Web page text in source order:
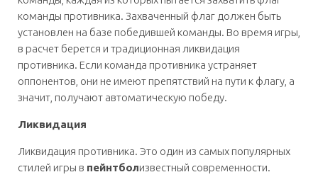
команды противника. Захваченный флаг должен быть
установлен на базе победившей команды. Во время игры,
в расчет берется и традиционная ликвидация
противника. Если команда противника устраняет
оппонентов, они не имеют препятствий на пути к флагу, а
значит, получают автоматическую победу.
Ликвидация
Ликвидация противника. Это один из самых популярных
стилей игры в пейнтболизвестный современности.